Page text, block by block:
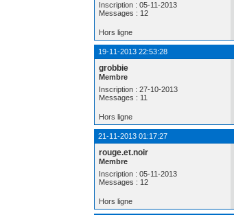
Inscription : 05-11-2013
Messages : 12
Hors ligne
19-11-2013 22:53:28
grobbie
Membre
Inscription : 27-10-2013
Messages : 11
Hors ligne
21-11-2013 01:17:27
rouge.et.noir
Membre
Inscription : 05-11-2013
Messages : 12
Hors ligne